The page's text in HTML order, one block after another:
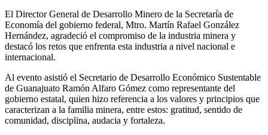
El Director General de Desarrollo Minero de la Secretaría de
Economía del gobierno federal, Mtro. Martín Rafael González
Hernández, agradeció el compromiso de la industria minera y
destacó los retos que enfrenta esta industria a nivel nacional e
internacional.
Al evento asistió el Secretario de Desarrollo Económico Sustentable
de Guanajuato Ramón Alfaro Gómez como representante del
gobierno estatal, quien hizo referencia a los valores y principios que
caracterizan a la familia minera, entre estos: gratitud, sentido de
comunidad, disciplina, audacia y fortaleza.